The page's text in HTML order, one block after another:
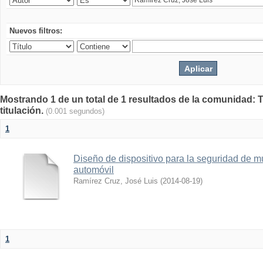
Nuevos filtros:
Mostrando 1 de un total de 1 resultados de la comunidad:
titulación. (0.001 segundos)
1
Diseño de dispositivo para la seguridad de
automóvil
Ramírez Cruz, José Luis (2014-08-19)
1